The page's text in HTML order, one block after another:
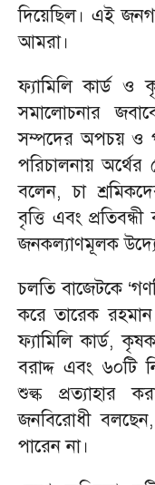
দিয়েছিল। এই
আমরা।
ফ্যামিলি কার্ড ও
সমালোচনার
সম্পদের অপচয় ও
পরিচালনায়
বলেন, চা
বৃত্তি এবং
জনকল্যাণমূলক
চলতি বাজেটকে
করে তারেক
ফ্যামিলি কার্ড,
বরাদ্দ এবং ৬০টি
শুল্ক প্রত্যাহার
জনবিরোধী
পারেন না।